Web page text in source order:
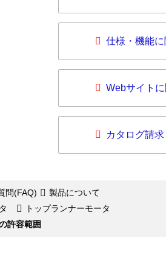
仕様・機能
Webサイト
カタログ請求
問(FAQ)
製品について
トップランナーモータ
許容範囲